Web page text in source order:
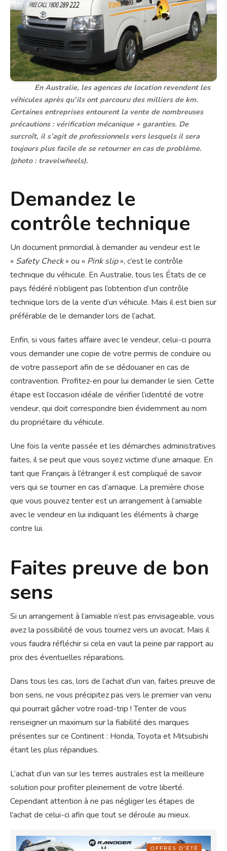
En Australie, les agences de location revendent les
véhicules après qu’ils ont parcouru des milliers de km.
Certaines entreprises entourent la vente de nombreuses
précautions : vérification mécanique + garanties. De
surcroît, il s’agit de professionnels vers lesquels il sera
toujours plus facile de se retourner en cas de problème.
(photo : travelwheels).
Demandez le
contrôle technique
Un document primordial à demander au vendeur est le
« Safety Check» ou « Pink slip», c’est le contrôle
technique du véhicule. En Australie, tous les États de ce
pays fédéré n’obligent pas l’obtention d’un contrôle
technique lors de la vente d’un véhicule. Mais il est bien sur
préférable de le demander lors de l’achat.
Enfin, si vous faites affaire avec le vendeur, celui-ci pourra
vous demander une copie de votre permis de conduire ou
de votre passeport afin de se dédouaner en cas de
contravention. Profitez-en pour lui demander le sien. Cette
étape est l’occasion idéale de vérifier l’identité de votre
vendeur, qui doit correspondre bien évidemment au nom
du propriétaire du véhicule.
Une fois la vente passée et les démarches administratives
faites, il se peut que vous soyez victime d’une arnaque. En
tant que Français à l’étranger il est compliqué de savoir
vers qui se tourner en cas d’arnaque. La première chose
que vous pouvez tenter est un arrangement à l’amiable
avec le vendeur en lui indiquant les éléments à charge
contre lui.
Faites preuve de bon
sens
Si un arrangement à l’amiable n’est pas envisageable, vous
avez la possibilité de vous tournez vers un avocat. Mais il
vous faudra réfléchir si cela en vaut la peine par rapport au
prix des éventuelles réparations.
Dans tous les cas, lors de l’achat d’un van, faites preuve de
bon sens, ne vous précipitez pas vers le premier van venu
qui pourrait gâcher votre road-trip ! Tenter de vous
renseigner un maximum sur la fiabilité des marques
présentes sur ce Continent : Honda, Toyota et Mitsubishi
étant les plus répandues.
L’achat d’un van sur les terres australes est la meilleure
solution pour profiter pleinement de votre liberté.
Cependant attention à ne pas négliger les étapes de
l’achat de celui-ci afin que tout se déroule au mieux.